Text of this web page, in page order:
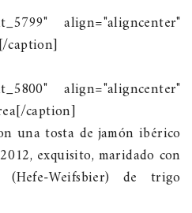
align="aligncenter"
caption]
align="aligncenter"
caption]
una tosta de jamón ibérico
exquisito, maridado con
Weifsbier) de trigo